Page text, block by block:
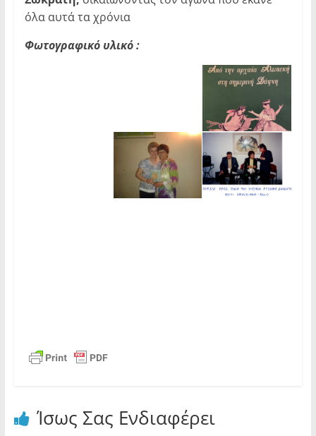
όλα αυτά τα χρόνια
Φωτογραφικό υλικό :
Ίσως Σας Ενδιαφέρει